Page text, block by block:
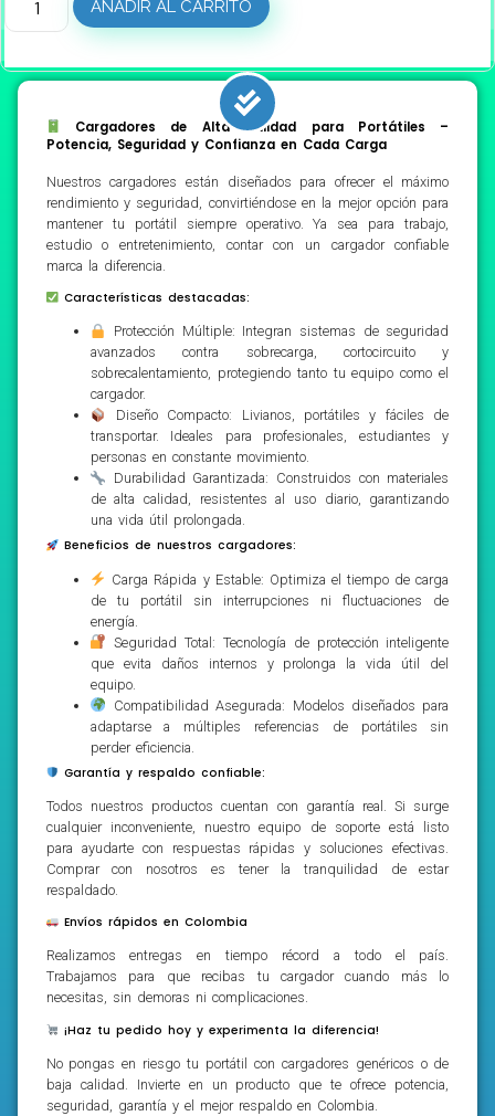
AÑADIR AL CARRITO
Cargadores de Alta Calidad para Portátiles –
Potencia, Seguridad y Confianza en Cada Carga
Nuestros cargadores están diseñados para ofrecer el máximo
rendimiento y seguridad, convirtiéndose en la mejor opción para
mantener tu portátil siempre operativo. Ya sea para trabajo,
estudio o entretenimiento, contar con un cargador confiable
marca la diferencia.
Características destacadas:
Protección Múltiple: Integran sistemas de seguridad
avanzados contra sobrecarga, cortocircuito y
sobrecalentamiento, protegiendo tanto tu equipo como el
cargador.
Diseño Compacto: Livianos, portátiles y fáciles de
transportar. Ideales para profesionales, estudiantes y
personas en constante movimiento.
Durabilidad Garantizada: Construidos con materiales
de alta calidad, resistentes al uso diario, garantizando
una vida útil prolongada.
Beneficios de nuestros cargadores:
Carga Rápida y Estable: Optimiza el tiempo de carga
de tu portátil sin interrupciones ni fluctuaciones de
energía.
Seguridad Total: Tecnología de protección inteligente
que evita daños internos y prolonga la vida útil del
equipo.
Compatibilidad Asegurada: Modelos diseñados para
adaptarse a múltiples referencias de portátiles sin
perder eficiencia.
Garantía y respaldo confiable:
Todos nuestros productos cuentan con garantía real. Si surge
cualquier inconveniente, nuestro equipo de soporte está listo
para ayudarte con respuestas rápidas y soluciones efectivas.
Comprar con nosotros es tener la tranquilidad de estar
respaldado.
Envíos rápidos en Colombia
Realizamos entregas en tiempo récord a todo el país.
Trabajamos para que recibas tu cargador cuando más lo
necesitas, sin demoras ni complicaciones.
¡Haz tu pedido hoy y experimenta la diferencia!
No pongas en riesgo tu portátil con cargadores genéricos o de
baja calidad. Invierte en un producto que te ofrece potencia,
seguridad, garantía y el mejor respaldo en Colombia.